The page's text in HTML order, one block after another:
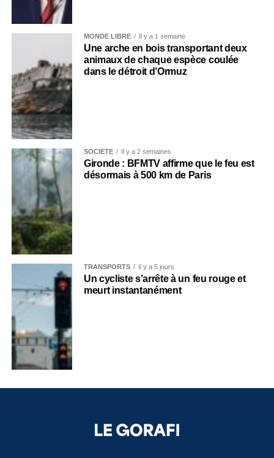
MONDE LIBRE Il y a 1 semaine
Une arche en bois transportant deux
animaux de chaque espèce coulée
dans le détroit d’Ormuz
SOCIÉTÉ Il y a 2 semaines
Gironde : BFMTV affirme que le feu est
désormais à 500 km de Paris
TRANSPORTS Il y a 5 jours
Un cycliste s’arrête à un feu rouge et
meurt instantanément